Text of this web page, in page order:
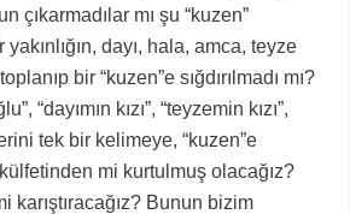
çıkarmadılar mı şu “kuzen”
yakınlığın, dayı, hala, amca, teyze
bir “kuzen”e sığdırılmadı mı?
“dayımın kızı”, “teyzemin kızı”,
tek bir kelimeye, “kuzen”e
mi kurtulmuş olacağız?
karıştıracağız? Bunun bizim